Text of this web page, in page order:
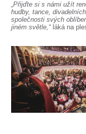
„Přijďte si s námi užít
hudby, tance,
společnosti svých
jiném světle,“ láká na